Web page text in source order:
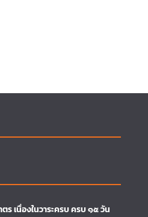
เนื่องในวาระครบ ครบ ๑๕ วัน